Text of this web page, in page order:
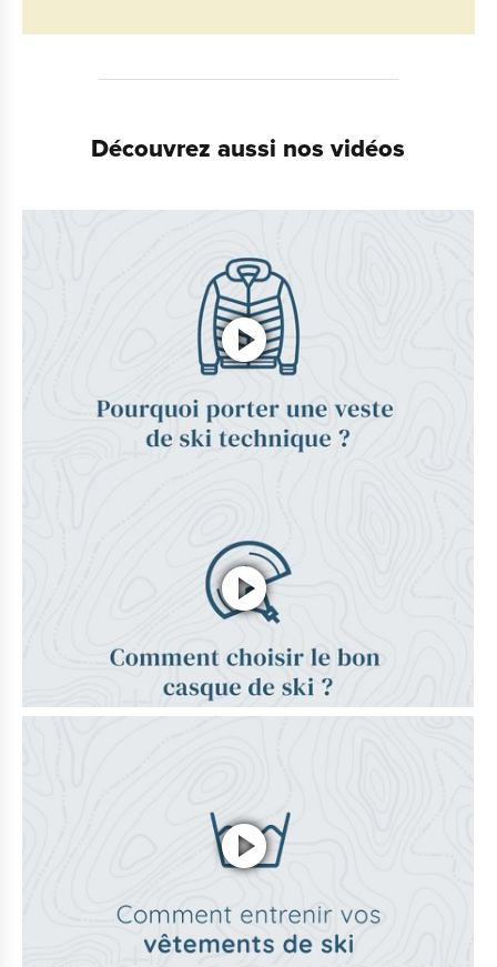
Découvrez aussi nos vidéos